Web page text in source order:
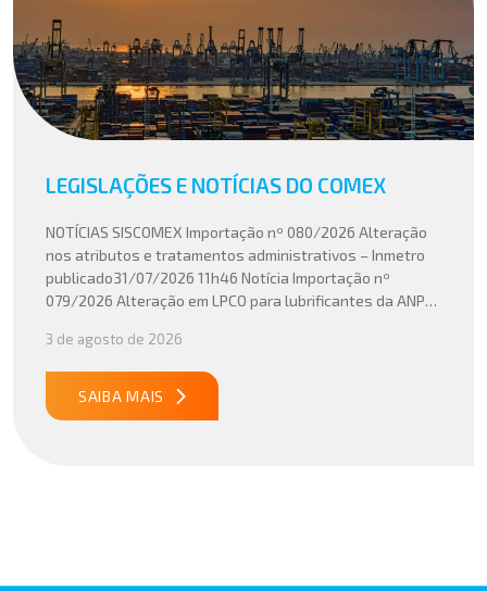
LEGISLAÇÕES E NOTÍCIAS DO COMEX
NOTÍCIAS SISCOMEX Importação nº 080/2026 Alteração
nos atributos e tratamentos administrativos – Inmetro
publicado31/07/2026 11h46 Notícia Importação nº
079/2026 Alteração em LPCO para lubrificantes da ANP
078/2026 Atualização do cálculo do Imposto de
Importação no Acordo Mercosul – União Europeia
publicado29/07/2026 18h47 Notícia PUBLICADO DOU
31/07/26 ATO CONJUNTO RFB/CGIBS Nº […]
3 de agosto de 2026
SAIBA MAIS